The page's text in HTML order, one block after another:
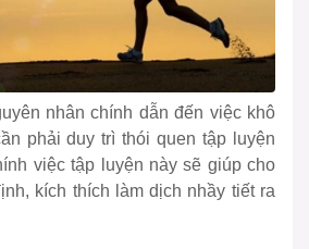
nhân chính dẫn đến việc khô
phải duy trì thói quen tập luyện
việc tập luyện này sẽ giúp cho
kích thích làm dịch nhầy tiết ra